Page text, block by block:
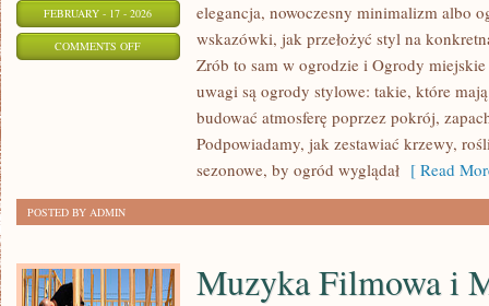
FEBRUARY - 17 - 2026
COMMENTS OFFON
elegancja, nowoczesny minimalizm albo
wskazówki, jak przełożyć styl na
Zrób to sam w ogrodzie i Ogrody
uwagi są ogrody stylowe: takie, które
budować atmosferę poprzez pokrój,
Podpowiadamy, jak zestawiać krzewy,
sezonowe, by ogród wyglądał [ Read
POSTED BY ADMIN
Muzyka Filmowa i